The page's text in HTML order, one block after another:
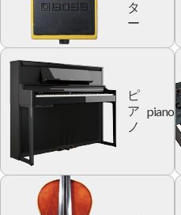
タ
ー
ピ
ア
ノ
piano